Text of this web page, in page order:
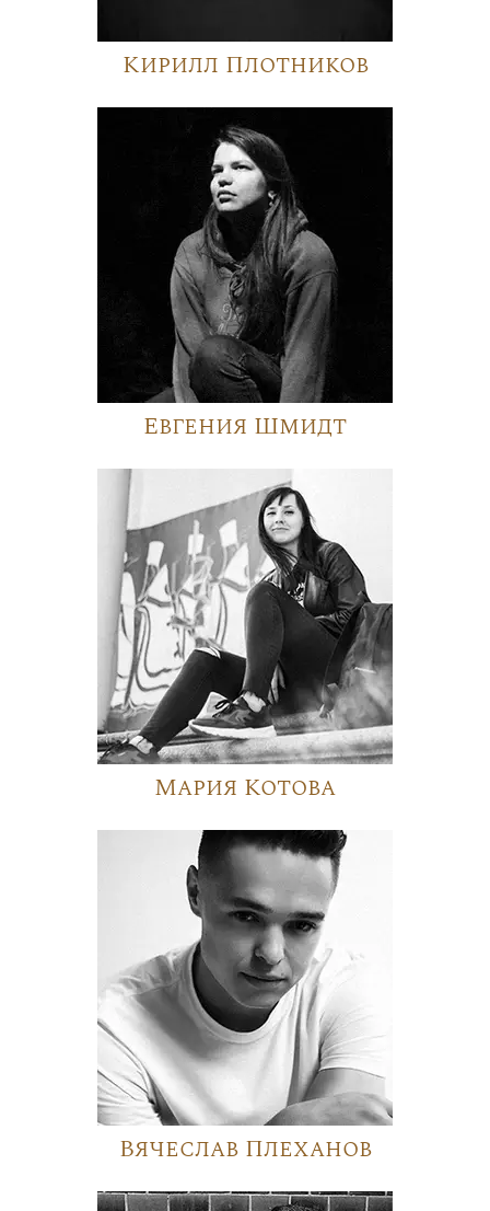
Кирилл Плотников
Евгения Шмидт
Мария Котова
Вячеслав Плеханов